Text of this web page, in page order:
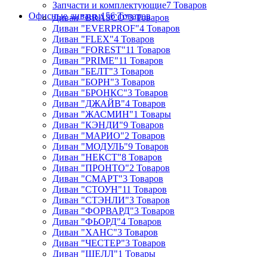
Запчасти и комплектующие7 Товаров
Офисные диваны156 Товаров
Диван "BRASCO"3 Товаров
Диван "EVERPROF"4 Товаров
Диван "FLEX"4 Товаров
Диван "FOREST"11 Товаров
Диван "PRIME"11 Товаров
Диван "БЕЛТ"3 Товаров
Диван "БОРН"3 Товаров
Диван "БРОНКС"3 Товаров
Диван "ДЖАЙВ"4 Товаров
Диван "ЖАСМИН"1 Товары
Диван "КЭНДИ"9 Товаров
Диван "МАРИО"2 Товаров
Диван "МОДУЛЬ"9 Товаров
Диван "НЕКСТ"8 Товаров
Диван "ПРОНТО"2 Товаров
Диван "СМАРТ"3 Товаров
Диван "СТОУН"11 Товаров
Диван "СТЭНЛИ"3 Товаров
Диван "ФОРВАРД"3 Товаров
Диван "ФЬОРД"4 Товаров
Диван "ХАНС"3 Товаров
Диван "ЧЕСТЕР"3 Товаров
Диван "ШЕЛЛ"1 Товары